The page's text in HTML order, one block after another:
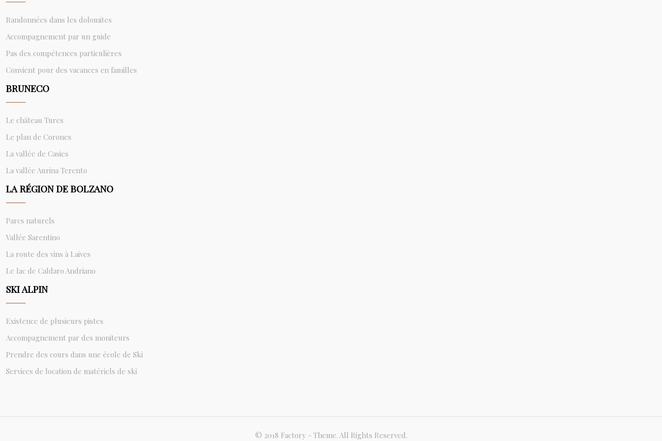
Randonnées dans les dolomites
Accompagnement par un guide
Pas des compétences particulières
Convient pour des vacances en familles
BRUNECO
Le château Tures
Le plan de Corones
La vallée de Casies
La vallée Aurina Terento
LA RÉGION DE BOLZANO
Parcs naturels
Vallée Sarentino
La route des vins à Laives
Le lac de Caldaro Andriano
SKI ALPIN
Existence de plusieurs pistes
Accompagnement par des moniteurs
Prendre des cours dans une école de Ski
Services de location de matériels de ski
© 2018 Factory - Theme. All Rights Reserved.